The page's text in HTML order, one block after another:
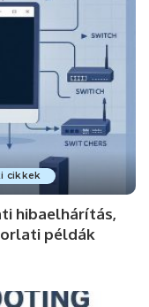
cikkek
hibaelhárítás,
példák